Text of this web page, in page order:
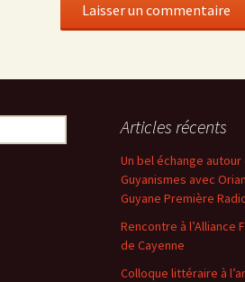
Articles récents
Un bel échange autour
Guyanismes avec
Guyane Première
Rencontre à l’Alliance
de Cayenne
Colloque littéraire à